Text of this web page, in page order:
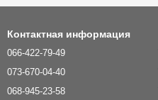
Контактная информация
066-422-79-49
073-670-04-40
068-945-23-58